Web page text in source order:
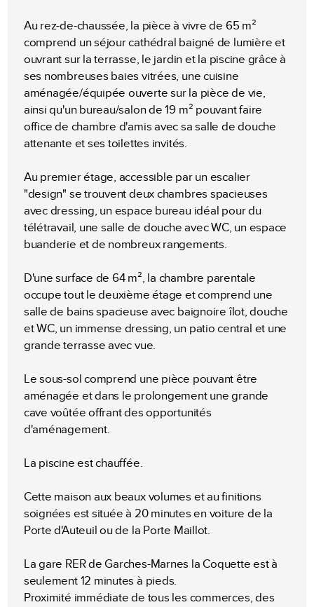
Au rez-de-chaussée, la pièce à vivre de 65 m²
comprend un séjour cathédral baigné de lumière et
ouvrant sur la terrasse, le jardin et la piscine grâce à
ses nombreuses baies vitrées, une cuisine
aménagée/équipée ouverte sur la pièce de vie,
ainsi qu'un bureau/salon de 19 m² pouvant faire
office de chambre d'amis avec sa salle de douche
attenante et ses toilettes invités.
Au premier étage, accessible par un escalier
"design" se trouvent deux chambres spacieuses
avec dressing, un espace bureau idéal pour du
télétravail, une salle de douche avec WC, un espace
buanderie et de nombreux rangements.
D'une surface de 64 m², la chambre parentale
occupe tout le deuxième étage et comprend une
salle de bains spacieuse avec baignoire îlot, douche
et WC, un immense dressing, un patio central et une
grande terrasse avec vue.
Le sous-sol comprend une pièce pouvant être
aménagée et dans le prolongement une grande
cave voûtée offrant des opportunités
d'aménagement.
La piscine est chauffée.
Cette maison aux beaux volumes et au finitions
soignées est située à 20 minutes en voiture de la
Porte d'Auteuil ou de la Porte Maillot.
La gare RER de Garches-Marnes la Coquette est à
seulement 12 minutes à pieds.
Proximité immédiate de tous les commerces, des